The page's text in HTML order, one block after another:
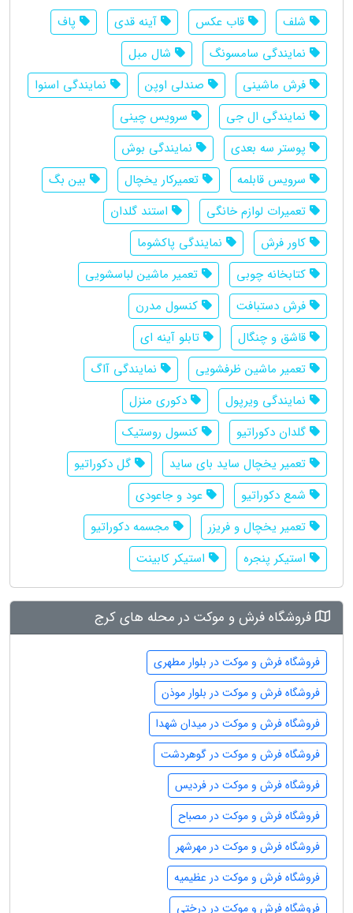
شلف قاب عکس آینه قدی
پاف
نمایندگی سامسونگ
شال مبل
فرش ماشینی
صندلی اوپن
نمایندگی اسنوا
نمایندگی ال جی
سرویس چینی
پوستر سه بعدی
نمایندگی بوش
سرویس قابلمه
تعمیرکار یخچال
بین بگ
تعمیرات لوازم خانگی
استند گلدان
کاور فرش
نمایندگی پاکشوما
کتابخانه چوبی
تعمیر ماشین لباسشویی
فرش دستبافت
کنسول مدرن
قاشق و چنگال
تابلو آینه ای
تعمیر ماشین ظرفشویی
نمایندگی آاگ
نمایندگی ویرپول
دکوری منزل
گلدان دکوراتیو
کنسول روستیک
تعمیر یخچال ساید بای ساید
گل دکوراتیو
شمع دکوراتیو
عود و جاعودی
تعمیر یخچال و فریزر
مجسمه دکوراتیو
استیکر پنجره
استیکر کابینت
فروشگاه فرش و موکت در محله های کرج
فروشگاه فرش و موکت در بلوار مطهری
فروشگاه فرش و موکت در بلوار موذن
فروشگاه فرش و موکت در میدان شهدا
فروشگاه فرش و موکت در گوهردشت
فروشگاه فرش و موکت در فردیس
فروشگاه فرش و موکت در مصباح
فروشگاه فرش و موکت در مهرشهر
فروشگاه فرش و موکت در عظیمیه
فروشگاه فرش و موکت در درختی